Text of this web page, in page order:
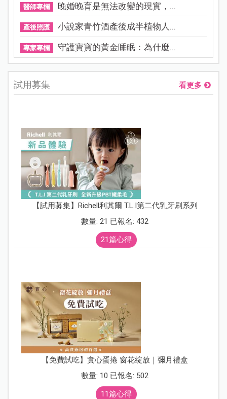
醫師專欄 晚婚晚育是無法改變的現實，...
產後照護 小說家青竹酒產後成半植物人...
專家專欄 守護寶寶的黃金睡眠：為什麼...
試用募集 看更多
【試用募集】Richell利其爾 T.L.I第二代乳牙刷系列
數量: 21 已報名: 432
21篇心得
【免費試吃】實心蛋捲 窗花綻放｜彌月禮盒
數量: 10 已報名: 502
11篇心得